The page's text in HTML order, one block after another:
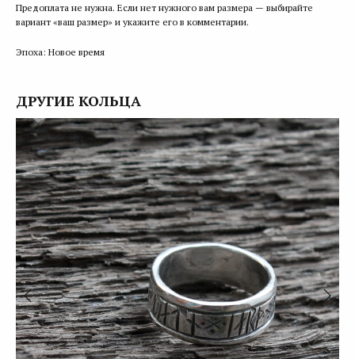
Предоплата не нужна. Если нет нужного вам размера — выбирайте
вариант «ваш размер» и укажите его в комментарии.
Эпоха: Новое время
ДРУГИЕ КОЛЬЦА